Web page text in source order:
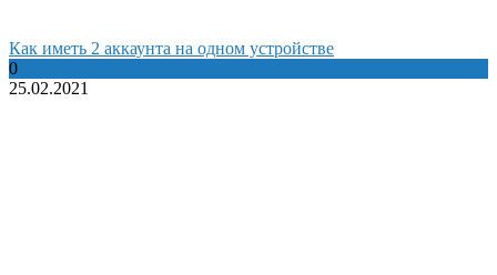
Как иметь 2 аккаунта на одном устройстве
0
25.02.2021